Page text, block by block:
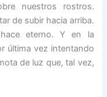
nuestros rostros.
de subir hacia arriba.
eterno. Y en la
última vez intentando
de luz que, tal vez,